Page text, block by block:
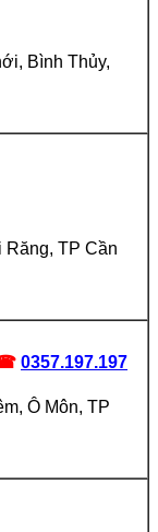
Bình Thủy,
TP Cần
0357.197.197
Ô Môn, TP